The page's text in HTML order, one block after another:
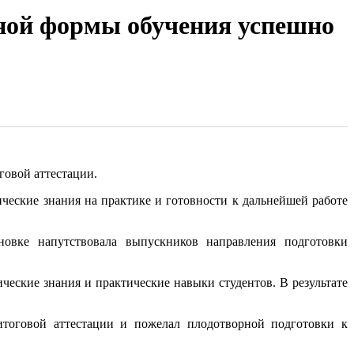
формы обучения успешно
аттестации.
знания на практике и готовности к дальнейшей работе
напутствовала выпускников направления подготовки
знания и практические навыки студентов. В результате
аттестации и пожелал плодотворной подготовки к